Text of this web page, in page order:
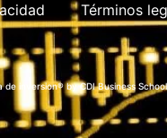
Términos
inversion® by CDI Business